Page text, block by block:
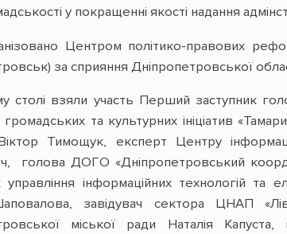
у покращенні якості надання
Центром політико-правових
за сприяння Дніпропетровської
столі взяли участь Перший заступник
громадських та культурних ініціатив
Тимощук, експерт Центру
голова ДОГО «Дніпропетровський
управління інформаційних технологій та
завідувач сектора ЦНАП
міської ради Наталія